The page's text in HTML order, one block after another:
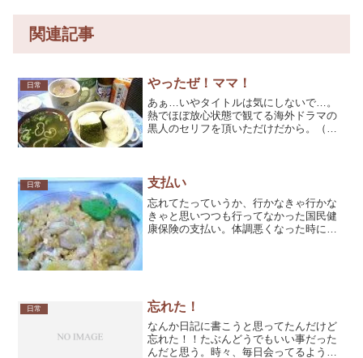
関連記事
日常 やったぜ！ママ！
あぁ…いやタイトルは気にしないで…。
熱でほぼ放心状態で観てる海外ドラマの
黒人のセリフを頂いただけだから。（な
さげ）、みつまめ、リポビ...
日常 支払い
忘れてたっていうか、行かなきゃ行かな
きゃと思いつつも行ってなかった国民健
康保険の支払い。体調悪くなった時に国
日常 忘れた！
なんか日記に書こうと思ってたんだけど
忘れた！！たぶんどうでもいい事だった
んだと思う。時々、毎日会ってるような